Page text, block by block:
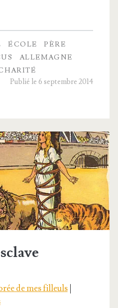
ÉCOLE
PÈRE
ALLEMAGNE
Publié le 6 septembre 2014
de mes filleuls|